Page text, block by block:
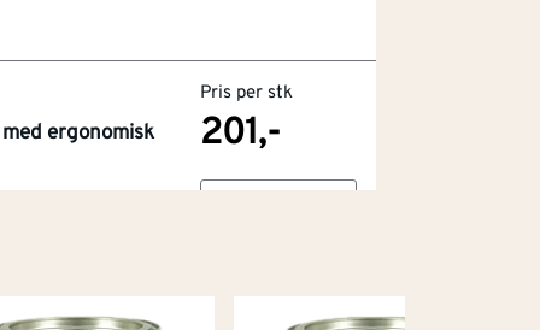
ergonomisk
Pris per stk
201,-